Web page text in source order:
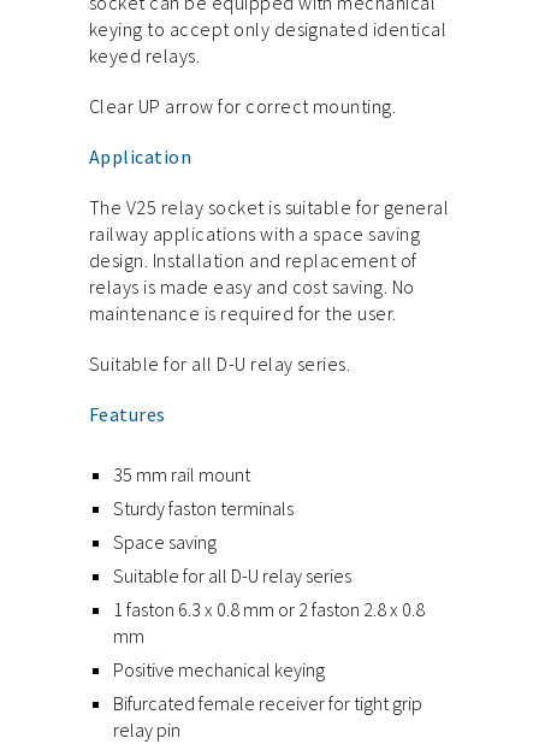
keying to accept only designated identical
keyed relays.
Clear UP arrow for correct mounting.
Application
The V25 relay socket is suitable for general
railway applications with a space saving
design. Installation and replacement of
relays is made easy and cost saving. No
maintenance is required for the user.
Suitable for all D-U relay series.
Features
35 mm rail mount
Sturdy faston terminals
Space saving
Suitable for all D-U relay series
1 faston 6.3 x 0.8 mm or 2 faston 2.8 x 0.8
mm
Positive mechanical keying
Bifurcated female receiver for tight grip
relay pin